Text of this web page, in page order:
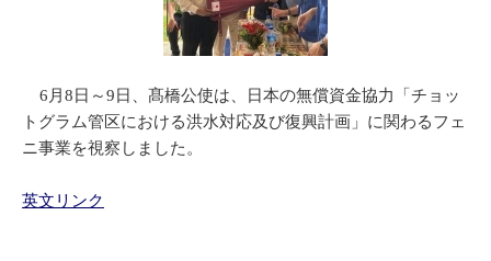
6月8日～9日、髙橋公使は、日本の無償資金協力「チョッ
トグラム管区における洪水対応及び復興計画」に関わるフェ
ニ事業を視察しました。
英文リンク